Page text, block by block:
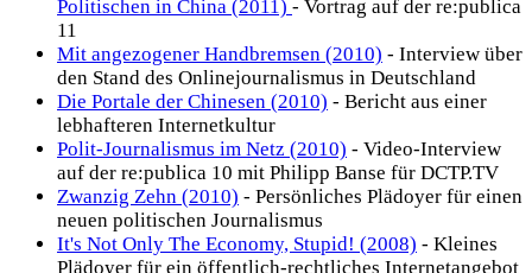
Politischen in China (2011) - Vortrag auf der re:publica
11
Mit angezogener Handbremsen (2010) - Interview über
den Stand des Onlinejournalismus in Deutschland
Die Portale der Chinesen (2010) - Bericht aus einer
lebhafteren Internetkultur
Polit-Journalismus im Netz (2010) - Video-Interview
auf der re:publica 10 mit Philipp Banse für DCTP.TV
Zwanzig Zehn (2010) - Persönliches Plädoyer für einen
neuen politischen Journalismus
It's Not Only The Economy, Stupid! (2008) - Kleines
Plädoyer für ein öffentlich-rechtliches Internetangebot